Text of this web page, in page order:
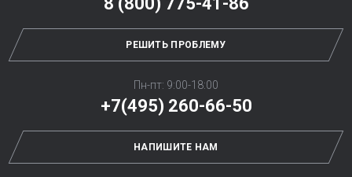
РЕШИТЬ ПРОБЛЕМУ
Пн-пт: 9:00-18:00
+7(495) 260-66-50
НАПИШИТЕ НАМ